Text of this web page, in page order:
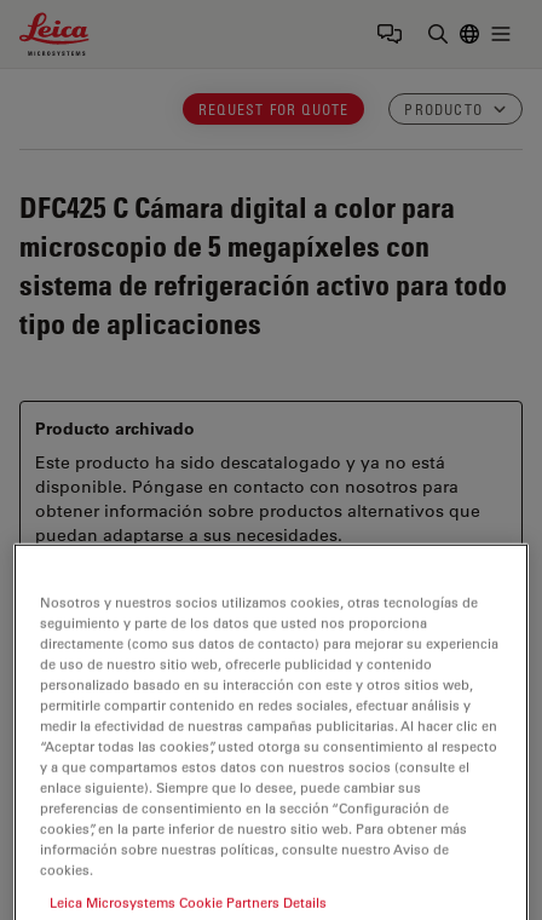
Leica Microsystems Logo
REQUEST FOR QUOTE PRODUCTO
DFC425 C Cámara digital a color para
microscopio de 5 megapíxeles con
sistema de refrigeración activo para todo
tipo de aplicaciones
Producto archivado
Este producto ha sido descatalogado y ya no está
disponible. Póngase en contacto con nosotros para
obtener información sobre productos alternativos que
puedan adaptarse a sus necesidades.
La cámara Leica DFC425 C es una cámara digital para
microscopio con interfaz de montura C y sensor CCD
de 5 megapíxeles. La cámara captura de forma rápida
imágenes nítidas decampo claro, campo oscuroy
contraste de fasepara la microscopía en el ámbito de
las ciencias biológicas y para aplicaciones clínicas e
industriales.
Larefrigeración por Peltier
conseguir imágenes y calidad de color perfectas aun
Nosotros y nuestros socios utilizamos cookies, otras tecnologías de
seguimiento y parte de los datos que usted nos proporciona
directamente (como sus datos de contacto) para mejorar su experiencia
de uso de nuestro sitio web, ofrecerle publicidad y contenido
personalizado basado en su interacción con este y otros sitios web,
permitirle compartir contenido en redes sociales, efectuar análisis y
medir la efectividad de nuestras campañas publicitarias. Al hacer clic en
“Aceptar todas las cookies”, usted otorga su consentimiento al respecto
y a que compartamos estos datos con nuestros socios (consulte el
enlace siguiente). Siempre que lo desee, puede cambiar sus
preferencias de consentimiento en la sección “Configuración de
cookies”, en la parte inferior de nuestro sitio web. Para obtener más
información sobre nuestras políticas, consulte nuestro Aviso de
cookies.
Leica Microsystems Cookie Partners Details